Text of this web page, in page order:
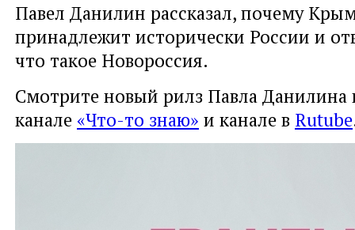
Павел Данилин рассказал, почему
принадлежит исторически России и
что такое Новороссия.
Смотрите новый рилз Павла Данилина
канале «Что-то знаю» и канале в Rutube